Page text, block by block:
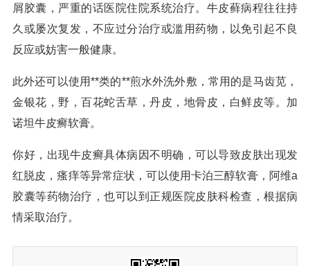
屑胶囊，严重的话医院住院系统治疗。牛皮藓病程往往持
久或屡次复发，不应过分治疗或滥用药物，以免引起不良
反应或妨害一般健康。
此外还可以使用**类的**煎水外洗外敷，常用的是马齿苋，
金银花，野，百花蛇舌草，丹皮，地骨皮，白鲜皮等。加
诺坦牛皮癣软膏。
你好，出现牛皮癣具体病因不明确，可以导致皮肤出现发
红脱皮，瘙痒等异常症状，可以使用卡泊三醇软膏，阿维a
胶囊等药物治疗，也可以到正规医院皮肤科检查，根据病
情采取治疗。